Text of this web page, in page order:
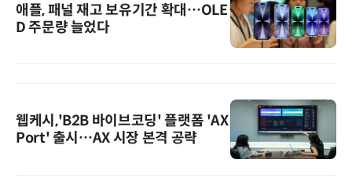
애플, 패널 재고 보유기간 확대…OLE
D 주문량 늘었다
웹케시,'B2B 바이브코딩' 플랫폼 'AX
Port' 출시…AX 시장 본격 공략